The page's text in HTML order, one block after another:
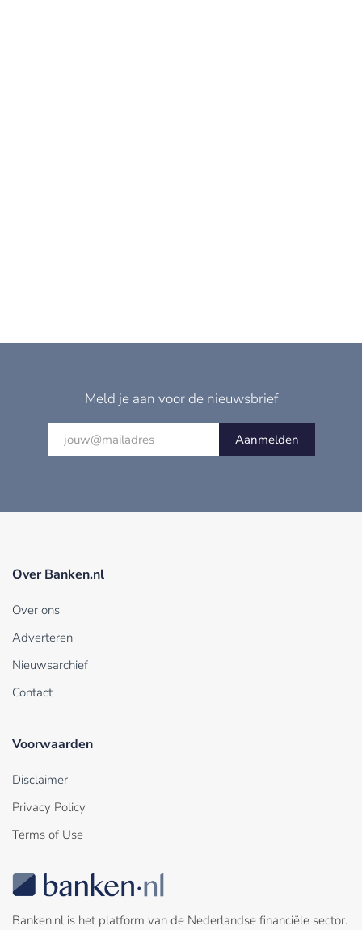
Meld je aan voor de nieuwsbrief
Aanmelden
Over Banken.nl
Over ons
Adverteren
Nieuwsarchief
Contact
Voorwaarden
Disclaimer
Privacy Policy
Terms of Use
Banken.nl is het platform van de Nederlandse financiële sector.